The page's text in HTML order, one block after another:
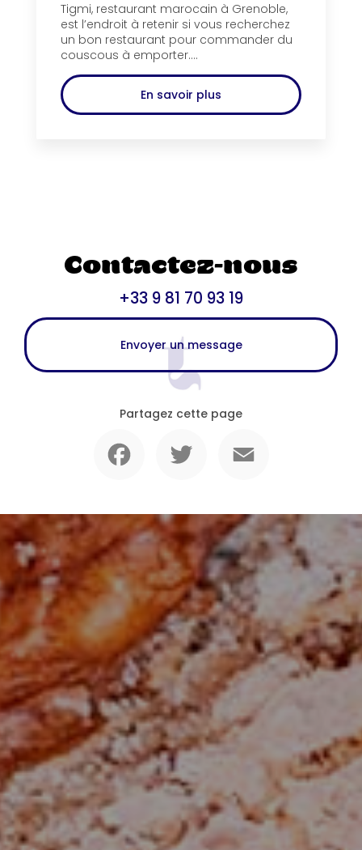
Tigmi, restaurant marocain à Grenoble,
est l’endroit à retenir si vous recherchez
un bon restaurant pour commander du
couscous à emporter....
En savoir plus
Contactez-nous
+33 9 81 70 93 19
Envoyer un message
Partagez cette page